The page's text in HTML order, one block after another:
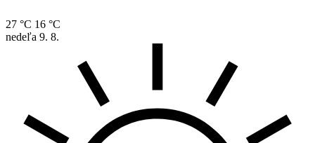
27 °C 16 °C
nedeľa 9. 8.